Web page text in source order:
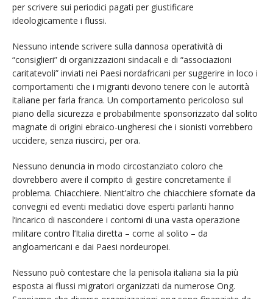
per scrivere sui periodici pagati per giustificare
ideologicamente i flussi.
Nessuno intende scrivere sulla dannosa operatività di
“consiglieri” di organizzazioni sindacali e di “associazioni
caritatevoli” inviati nei Paesi nordafricani per suggerire in loco i
comportamenti che i migranti devono tenere con le autorità
italiane per farla franca. Un comportamento pericoloso sul
piano della sicurezza e probabilmente sponsorizzato dal solito
magnate di origini ebraico-ungheresi che i sionisti vorrebbero
uccidere, senza riuscirci, per ora.
Nessuno denuncia in modo circostanziato coloro che
dovrebbero avere il compito di gestire concretamente il
problema. Chiacchiere. Nient’altro che chiacchiere sfornate da
convegni ed eventi mediatici dove esperti parlanti hanno
l’incarico di nascondere i contorni di una vasta operazione
militare contro l’Italia diretta – come al solito – da
angloamericani e dai Paesi nordeuropei.
Nessuno può contestare che la penisola italiana sia la più
esposta ai flussi migratori organizzati da numerose Ong.